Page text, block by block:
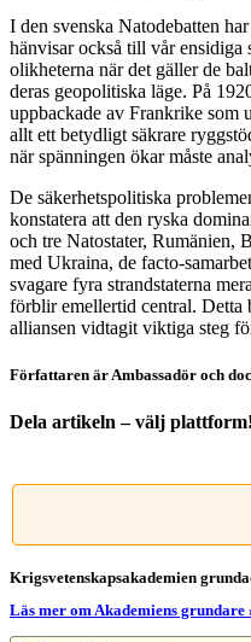
I den svenska Natodebatten
hänvisar också till vår
olikheterna när det gäller de
deras geopolitiska läge. På
uppbackade av Frankrike som
allt ett betydligt säkrare
när spänningen ökar måste
De säkerhetspolitiska
konstatera att den ryska
och tre Natostater, Rumänien,
med Ukraina, de facto-
svagare fyra strandstaterna
förblir emellertid central. Detta
alliansen vidtagit viktiga steg
Författaren är Ambassadör och
Dela artikeln – välj plattform!
post
Krigsvetenskap­sakademien
Läs mer om Akademiens grundare